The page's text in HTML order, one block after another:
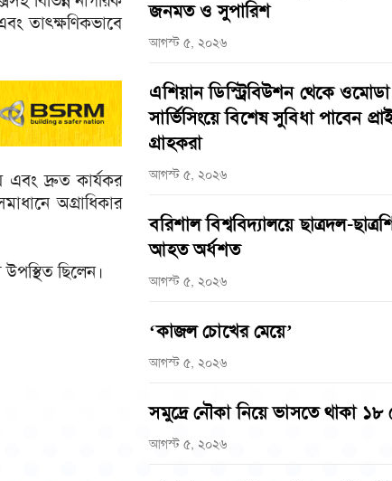
তাৎক্ষণিকভাবে
এবং দ্রুত কার্যকর
অগ্রাধিকার
ছিলেন।
জনমত ও সুপারিশ
আগস্ট ৫, ২০২৬
এশিয়ান ডিস্ট্রিবিউশন থেকে
সার্ভিসিংয়ে বিশেষ সুবিধা পাবেন
গ্রাহকরা
আগস্ট ৫, ২০২৬
বরিশাল বিশ্ববিদ্যালয়ে ছাত্রদল-
আহত অর্ধশত
আগস্ট ৫, ২০২৬
‘কাজল চোখের মেয়ে’
আগস্ট ৫, ২০২৬
সমুদ্রে নৌকা নিয়ে ভাসতে থাকা ১৮
আগস্ট ৫, ২০২৬